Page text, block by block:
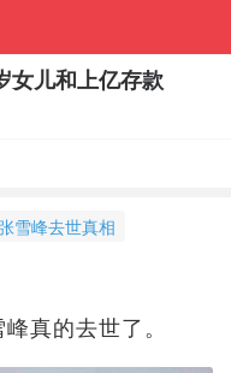
女儿和上亿存款
雪峰去世真相
真的去世了。